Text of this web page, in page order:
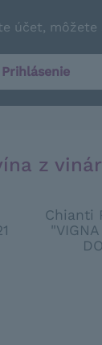
účet,
Prihlásenie
z
Chianti